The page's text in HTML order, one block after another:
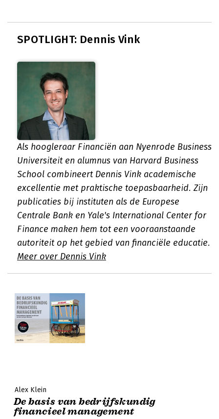
SPOTLIGHT: Dennis Vink
Als hoogleraar Financiën aan Nyenrode Business
Universiteit en alumnus van Harvard Business
School combineert Dennis Vink academische
excellentie met praktische toepasbaarheid. Zijn
publicaties bij instituten als de Europese
Centrale Bank en Yale's International Center for
Finance maken hem tot een vooraanstaande
autoriteit op het gebied van financiële educatie.
Meer over Dennis Vink
Alex Klein
De basis van bedrijfskundig
financieel management